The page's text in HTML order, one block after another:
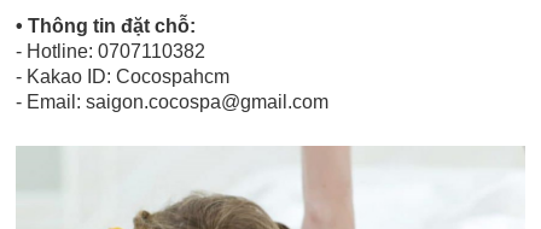
• Thông tin đặt chỗ:
- Hotline: 0707110382
- Kakao ID: Cocospahcm
- Email: saigon.cocospa@gmail.com